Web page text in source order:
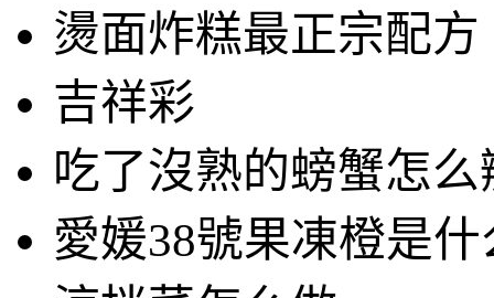
燙面炸糕最正宗配方
吉祥彩
吃了沒熟的螃蟹怎么
愛媛38號果凍橙是